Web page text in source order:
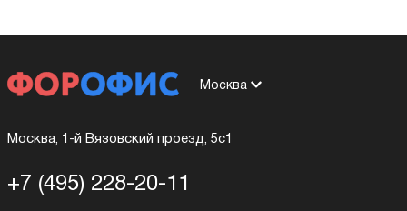
Москва
Москва, 1-й Вязовский проезд, 5с1
+7 (495) 228-20-11